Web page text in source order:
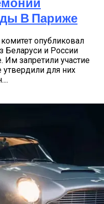
В Париже
опубликовал
Беларуси и России
запретили участие
для них